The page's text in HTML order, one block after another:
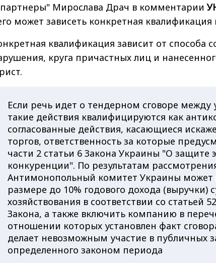
Мирослава Драч в комментарии
может зависеть конкретная квалификация
квалификация зависит от способа
круга причастных лиц и
Если речь идет о тендерном сговоре между
такие действия квалифицируются как
согласованные действия, касающиеся
торгов, ответственность за которые
части 2 статьи 6 Закона Украины "О защите
конкуренции". По результатам
Антимонопольный комитет Украины
размере до 10% годового дохода (выручки)
хозяйствования в соответствии со статьей
Закона, а также включить компанию в
отношении которых установлен факт
делает невозможным участие в публичных
определенного законом периода